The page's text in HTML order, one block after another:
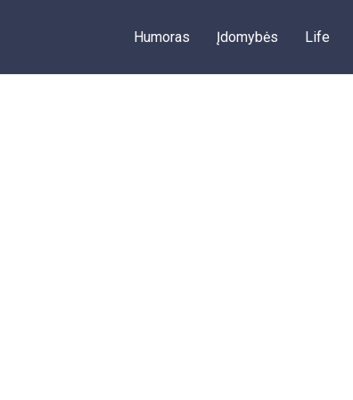
Humoras Įdomybės Life